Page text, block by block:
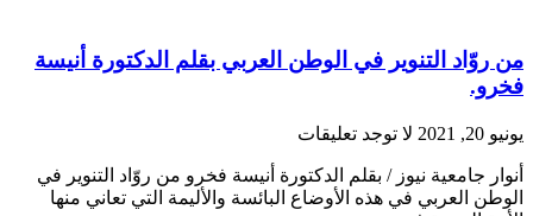
من روّاد التنوير في الوطن العربي بقلم الدكتورة أنيسة
فخرو.
يونيو 20, 2021 لا توجد تعليقات
أنوار جامعية نيوز / بقلم الدكتورة أنيسة فخرو من روّاد التنوير في
الوطن العربي في هذه الأوضاع البائسة والأليمة التي تعاني منها